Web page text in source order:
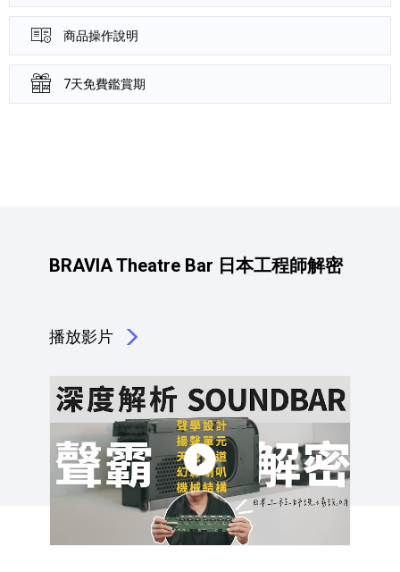
商品操作說明
7天免費鑑賞期
BRAVIA Theatre Bar 日本工程師解密
播放影片
點擊播放：BRAVIA Theatre Bar 日本工程師解密